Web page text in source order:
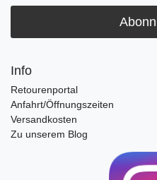
Info
Retourenportal
Anfahrt/Öffnungszeiten
Versandkosten
Zu unserem Blog